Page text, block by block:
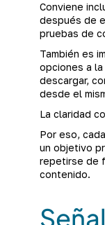
Conviene
después de
pruebas de
También es
opciones a la
descargar,
desde el
La claridad
Por eso,
un objetivo
repetirse de
contenido.